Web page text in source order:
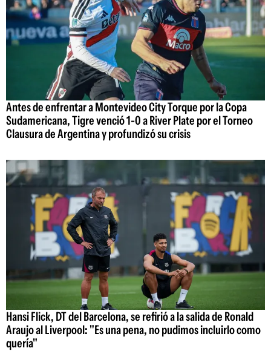
Antes de enfrentar a Montevideo City Torque por la Copa
Sudamericana, Tigre venció 1-0 a River Plate por el Torneo
Clausura de Argentina y profundizó su crisis
Hansi Flick, DT del Barcelona, se refirió a la salida de Ronald
Araujo al Liverpool: "Es una pena, no pudimos incluirlo como
quería"